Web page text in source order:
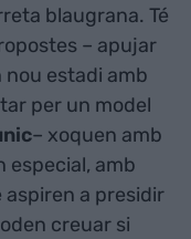
blaugrana. Té
– apujar
estadi amb
per un model
­– xoquen amb
especial, amb
aspiren a presidir
creuar si